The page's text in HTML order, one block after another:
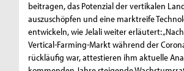
beitragen, das Potenzial der vertikalen
auszuschöpfen und eine marktreife
entwickeln, wie Jelali weiter erläutert:
Vertical-Farming-Markt während der
rückläufig war, attestieren ihm aktuelle